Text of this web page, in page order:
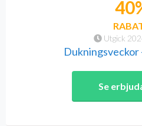
Utgick
Dukningsveckor
Se